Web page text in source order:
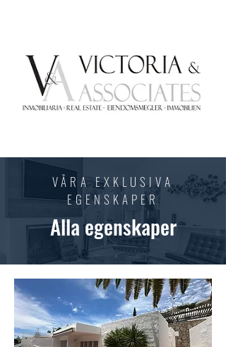
VÅRA EXKLUSIVA
EGENSKAPER
Alla egenskaper